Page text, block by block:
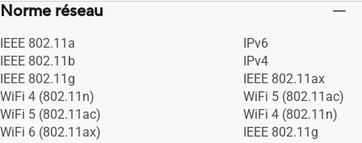
Norme réseau
IEEE 802.11a
IEEE 802.11b
IEEE 802.11g
WiFi 4 (802.11n)
WiFi 5 (802.11ac)
WiFi 6 (802.11ax)
IPv6
IPv4
IEEE 802.11ax
WiFi 5 (802.11ac)
WiFi 4 (802.11n)
IEEE 802.11g